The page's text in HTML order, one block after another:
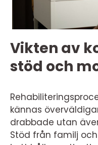
Vikten av
stöd och
kännas
drabbade utan
Stöd från familj